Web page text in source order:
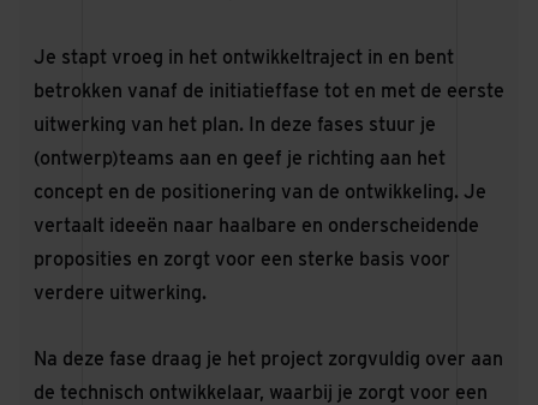
Je stapt vroeg in het ontwikkeltraject in en bent
betrokken vanaf de initiatieffase tot en met de eerste
uitwerking van het plan. In deze fases stuur je
(ontwerp)teams aan en geef je richting aan het
concept en de positionering van de ontwikkeling. Je
vertaalt ideeën naar haalbare en onderscheidende
proposities en zorgt voor een sterke basis voor
verdere uitwerking.
Na deze fase draag je het project zorgvuldig over aan
de technisch ontwikkelaar, waarbij je zorgt voor een